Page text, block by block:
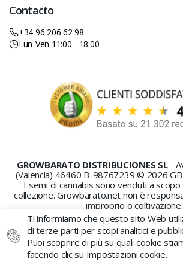
Contacto
+34 96 206 62 98
Lun-Ven 11:00 - 18:00
GROWBARATO DISTRIBUCIONES SL -
(Valencia) 46460 B-98767239 © 2026
I semi di cannabis sono venduti a
collezione. Growbarato.net non è
improprio o coltivazione.
Ti informiamo che questo sito Web
di terze parti per scopi analitici e
Puoi scoprire di più su quali cookie
facendo clic su Impostazioni cookie.